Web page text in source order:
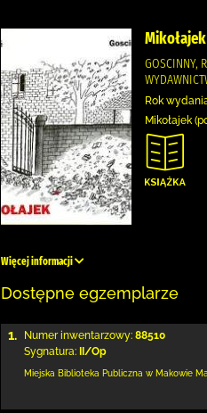
Mikołajek
GOSCINNY,
Rok
Mikołajek
Więcej informacji
Dostępne egzemplarze
1. Numer inwentarzowy: 88510
Sygnatura:
II/Op
Miejska Biblioteka Publiczna w Makowie